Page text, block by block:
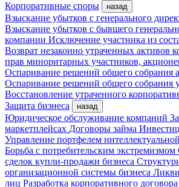
Корпоративные споры
назад
Взыскание убытков с генерального
Взыскание убытков с бывшего
компании Исключение участника из
Возврат незаконно утраченных активов
прав миноритарных участников,
Оспаривание решений общего собрания
Оспаривание решений общего собрания
Восстановление утраченного
Защита бизнеса
назад
Юридическое обслуживание компаний
маркетплейсах Договоры займа
Управление портфелем
Борьба с потребительским экстремизмом
сделок купли-продажи бизнеса
организационной системы бизнеса
лиц Разработка корпоративного договора